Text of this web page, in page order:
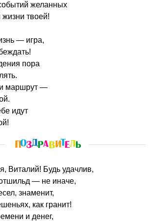
желанных
жизни твоей!
— игра,
пора
маршрут —
идут
Виталий! Будь удачлив,
— не иначе,
знаменит,
как гранит!
и денег,